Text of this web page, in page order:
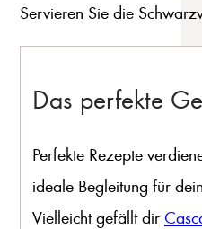
Servieren Sie die
Das perfekte
Perfekte Rezepte
ideale Begleitung für
Vielleicht gefällt dir